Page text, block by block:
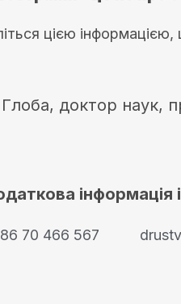
цією
Глоба, доктор наук,
інформація
70 466 567